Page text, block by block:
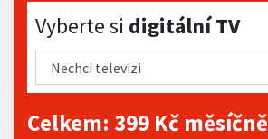
Vyberte si digitální TV
Vyberte si digitální TV
Celkem: 399 Kč měsíčně